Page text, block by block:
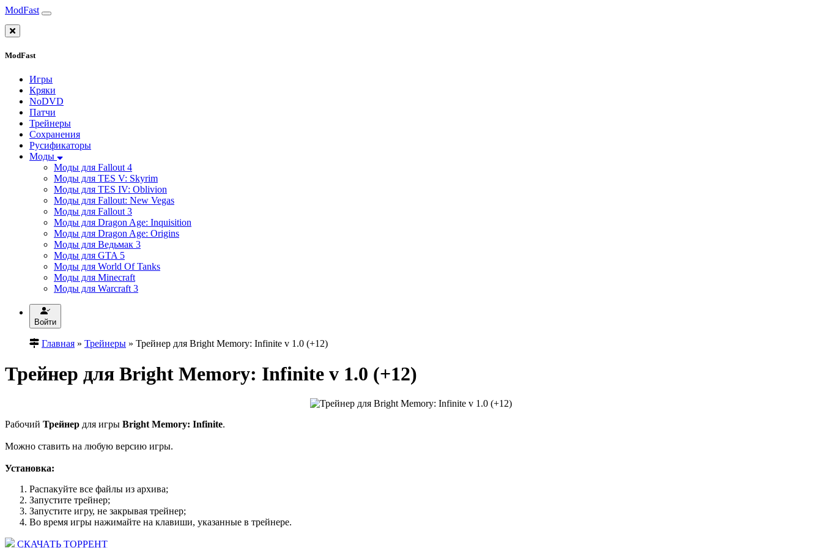
ModFast
ModFast
Игры
Кряки
NoDVD
Патчи
Трейнеры
Сохранения
Русификаторы
Моды
Моды для Fallout 4
Моды для TES V: Skyrim
Моды для TES IV: Oblivion
Моды для Fallout: New Vegas
Моды для Fallout 3
Моды для Dragon Age: Inquisition
Моды для Dragon Age: Origins
Моды для Ведьмак 3
Моды для GTA 5
Моды для World Of Tanks
Моды для Minecraft
Моды для Warcraft 3
Войти
Главная » Трейнеры » Трейнер для Bright Memory: Infinite v 1.0 (+12)
Трейнер для Bright Memory: Infinite v 1.0 (+12)
Рабочий Трейнер для игры Bright Memory: Infinite.
Можно ставить на любую версию игры.
Установка:
Распакуйте все файлы из архива;
Запустите трейнер;
Запустите игру, не закрывая трейнер;
Во время игры нажимайте на клавиши, указанные в трейнере.
СКАЧАТЬ ТОРРЕНТ